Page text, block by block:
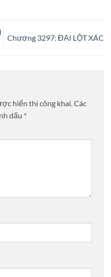
Chương 3297: ĐẠI LỘT XÁC
hiển thị công khai. Các
dấu *